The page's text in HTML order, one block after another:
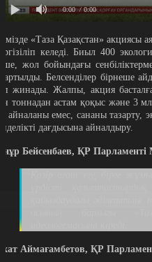
0:00 / 0:00
«Таза Қазақстан» акциясы
келеді. Биыл 400
жол бойындағы
Белсенділер бірнеше
жинады. Жалпы, акция
тоннадан астам қоқыс және 3
айналаны емес, сананы тазарту,
дағдысына айналдыру.
Бейсенбаев, ҚР Парламенті
Аймағамбетов, ҚР